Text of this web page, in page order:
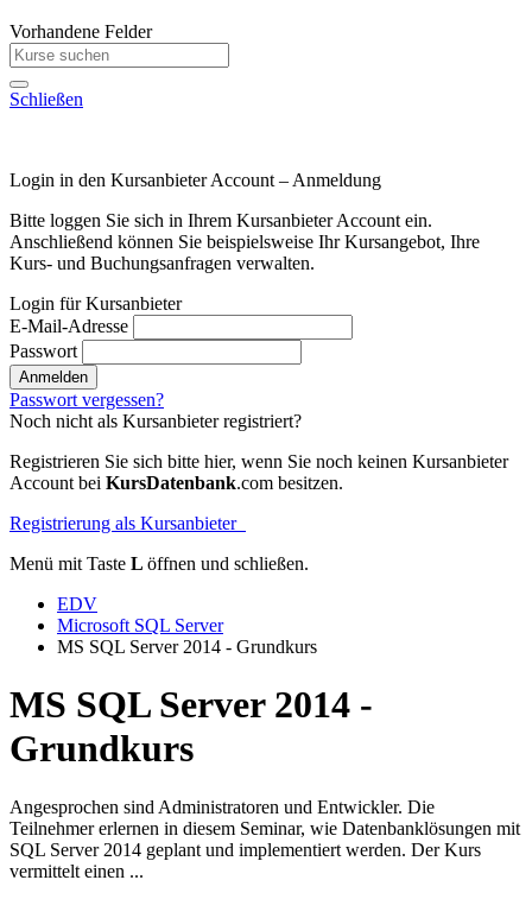
Vorhandene Felder
Schließen
Login in den Kursanbieter Account – Anmeldung
Bitte loggen Sie sich in Ihrem Kursanbieter Account ein.
Anschließend können Sie beispielsweise Ihr Kursangebot, Ihre
Kurs- und Buchungsanfragen verwalten.
Login für Kursanbieter
E-Mail-Adresse
Passwort
Anmelden
Passwort vergessen?
Noch nicht als Kursanbieter registriert?
Registrieren Sie sich bitte hier, wenn Sie noch keinen Kursanbieter
Account bei KursDatenbank.com besitzen.
Registrierung als Kursanbieter
Menü mit Taste L öffnen und schließen.
EDV
Microsoft SQL Server
MS SQL Server 2014 - Grundkurs
MS SQL Server 2014 -
Grundkurs
Angesprochen sind Administratoren und Entwickler. Die
Teilnehmer erlernen in diesem Seminar, wie Datenbanklösungen mit
SQL Server 2014 geplant und implementiert werden. Der Kurs
vermittelt einen ...